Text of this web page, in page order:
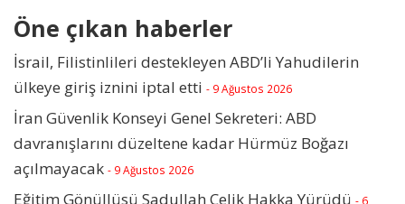
Öne çıkan haberler
İsrail, Filistinlileri destekleyen ABD’li Yahudilerin
ülkeye giriş iznini iptal etti - 9 Ağustos 2026
İran Güvenlik Konseyi Genel Sekreteri: ABD
davranışlarını düzeltene kadar Hürmüz Boğazı
açılmayacak - 9 Ağustos 2026
Eğitim Gönüllüsü Sadullah Çelik Hakka Yürüdü - 6